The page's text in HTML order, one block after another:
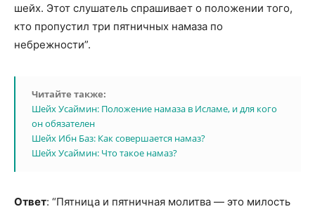
шейх. Этот слушатель спрашивает о положении того,
кто пропустил три пятничных намаза по
небрежности”.
Читайте также:
Шейх Усаймин: Положение намаза в Исламе, и для кого
он обязателен
Шейх Ибн Баз: Как совершается намаз?
Шейх Усаймин: Что такое намаз?
Ответ: “Пятница и пятничная молитва — это милость